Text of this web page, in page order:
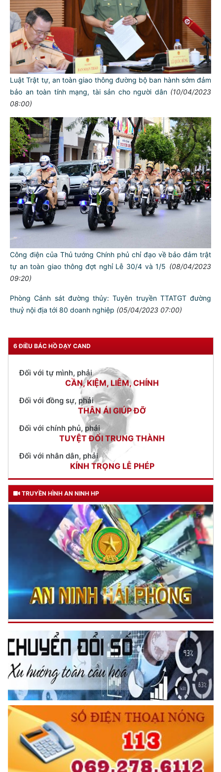
Phối hợp xây dựng mô hình “Nông dân với an toàn giao
thông" (10/04/2023 14:54)
Luật Trật tự, an toàn giao thông đường bộ ban hành sớm đảm
(10/04/2023
08:00)
Công điện của Thủ tướng Chính phủ chỉ đạo về bảo đảm trật
tự an toàn giao thông đợt nghỉ Lễ 30/4 và 1/5
09:20)
Phòng Cảnh sát đường thủy: Tuyên truyền TTATGT đường
thuỷ nội địa tới 80 doanh nghiệp(05/04/2023 07:00)
6 ĐIỀU BÁC HỒ DẠY CAND
TƯ CÁCH
NGƯỜI CÔNG AN CÁCH MỆNH LÀ:
Đối với tự mình, phải
CẦN, KIỆM, LIÊM, CHÍNH
Đối với đồng sự, phải
THÂN ÁI GIÚP ĐỠ
Đối với chính phủ, phải
TUYỆT ĐỐI TRUNG THÀNH
Đối với nhân dân, phải
KÍNH TRỌNG LỄ PHÉP
Đối với công việc, phải
TẬN TỤY
Đối với địch, phải
CƯƠNG QUYẾT, KHÔN KHÉO
Trích thư Chủ tịch Hồ Chí Minh
gửi Công an Khu XII,
ngày 11 tháng 3 năm 1948.
TRUYỀN HÌNH AN NINH HP